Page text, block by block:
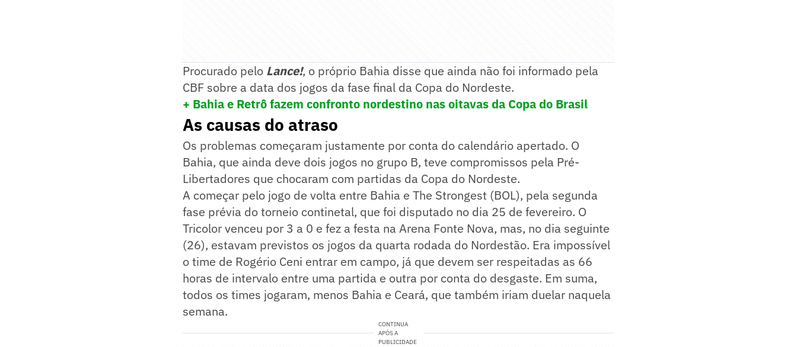
Procurado pelo Lance!, o próprio Bahia disse que ainda não foi informado pela
CBF sobre a data dos jogos da fase final da Copa do Nordeste.
+ Bahia e Retrô fazem confronto nordestino nas oitavas da Copa do Brasil
As causas do atraso
Os problemas começaram justamente por conta do calendário apertado. O
Bahia, que ainda deve dois jogos no grupo B, teve compromissos pela Pré-
Libertadores que chocaram com partidas da Copa do Nordeste.
A começar pelo jogo de volta entre Bahia e The Strongest (BOL), pela segunda
fase prévia do torneio continetal, que foi disputado no dia 25 de fevereiro. O
Tricolor venceu por 3 a 0 e fez a festa na Arena Fonte Nova, mas, no dia seguinte
(26), estavam previstos os jogos da quarta rodada do Nordestão. Era impossível
o time de Rogério Ceni entrar em campo, já que devem ser respeitadas as 66
horas de intervalo entre uma partida e outra por conta do desgaste. Em suma,
todos os times jogaram, menos Bahia e Ceará, que também iriam duelar naquela
semana.
CONTINUA
APÓS A
PUBLICIDADE